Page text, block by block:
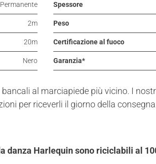
Permanente
2m
20m
Nero
Spessore
Peso
Certificazione al fuoco
Garanzia*
al marciapiede più vicino. I
per riceverli il giorno della
danza Harlequin sono riciclabili al